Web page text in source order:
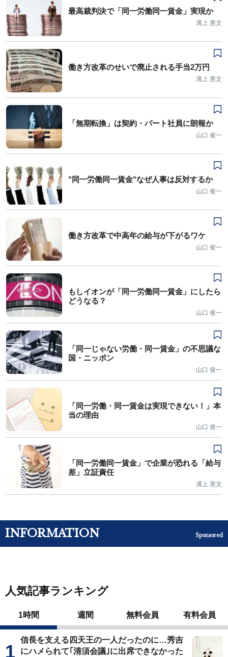
最高裁判決で「同一労働同一賃金」実現か
溝上 憲文
働き方改革のせいで廃止される手当2万円
溝上 憲文
「無期転換」は契約・パート社員に朗報か
山口 俊一
"同一労働同一賃金"なぜ人事は反対するか
山口 俊一
働き方改革で中高年の給与が下がるワケ
山口 俊一
もしイオンが「同一労働同一賃金」にしたら
どうなる？
山口 俊一
「同一じゃない労働・同一賃金」の不思議な
国・ニッポン
山口 俊一
「同一労働・同一賃金は実現できない！」本
当の理由
山口 俊一
「同一労働同一賃金」で企業が恐れる「給与
差」立証責任
溝上 憲文
INFORMATION Sponsored
人気記事ランキング
1時間 週間 無料会員 有料会員
信長を支える四天王の一人だったのに…秀吉
にハメられて｢清須会議｣に出席できなかった